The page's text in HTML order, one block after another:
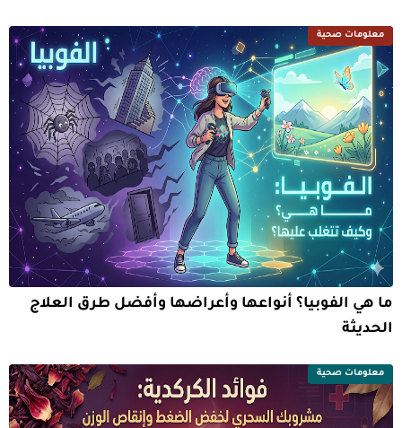
معلومات صحية
ما هي الفوبيا؟ أنواعها وأعراضها وأفضل طرق العلاج
الحديثة
معلومات صحية